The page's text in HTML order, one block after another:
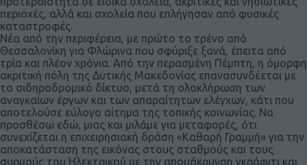
περιοχές, αλλά και σχολεία που επλήγησαν από φυσικές
καταστροφές.
Νέα από την περιφέρεια, με πρώτο το τρένο από
Θεσσαλονίκη για Φλώρινα που σφύριξε ξανά, έπειτα από
τρία και πλέον χρόνια. Από την περασμένη Πέμπτη, η όμορφη
ακριτική πόλη της Δυτικής Μακεδονίας επανασυνδέεται με
το σιδηροδρομικό δίκτυο, μετά τη ολοκλήρωση των
αναγκαίων έργων και των απαραίτητων ελέγχων, κάτι που
αποτελούσε εύλογο αίτημα της τοπικής κοινωνίας. Να
προσθέσω εδώ, μιας και μιλάμε για μεταφορές, ότι
συνεχίζεται η επιχειρησιακή δράση «Καθαρή Γραμμή» για την
αποκατάσταση της εικόνας στους σταθμούς και τους
συρμούς του Ηλεκτρικού με την απομάκρυνση γκράφιτι και